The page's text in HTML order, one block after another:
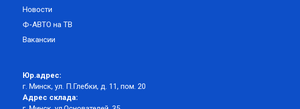
Новости
Ф-АВТО на ТВ
Вакансии
Юр.адрес:
г. Минск, ул. П.Глебки, д. 11, пом. 20
Адрес склада: